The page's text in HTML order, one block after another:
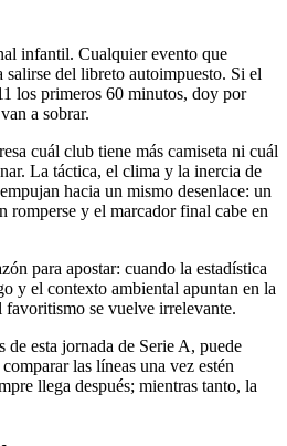
infantil. Cualquier evento que
del libreto autoimpuesto. Si el
los primeros 60 minutos, doy por
a sobrar.
cuál club tiene más camiseta ni cuál
La táctica, el clima y la inercia de
hacia un mismo desenlace: un
romperse y el marcador final cabe en
para apostar: cuando la estadística
y el contexto ambiental apuntan en la
se vuelve irrelevante.
de esta jornada de Serie A, puede
las líneas una vez estén
llega después; mientras tanto, la